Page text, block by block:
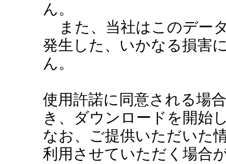
ん。
また、当社はこのデー
発生した、いかなる損害
ん。
使用許諾に同意される場
き、ダウンロードを開始
なお、ご提供いただいた
利用させていただく場合